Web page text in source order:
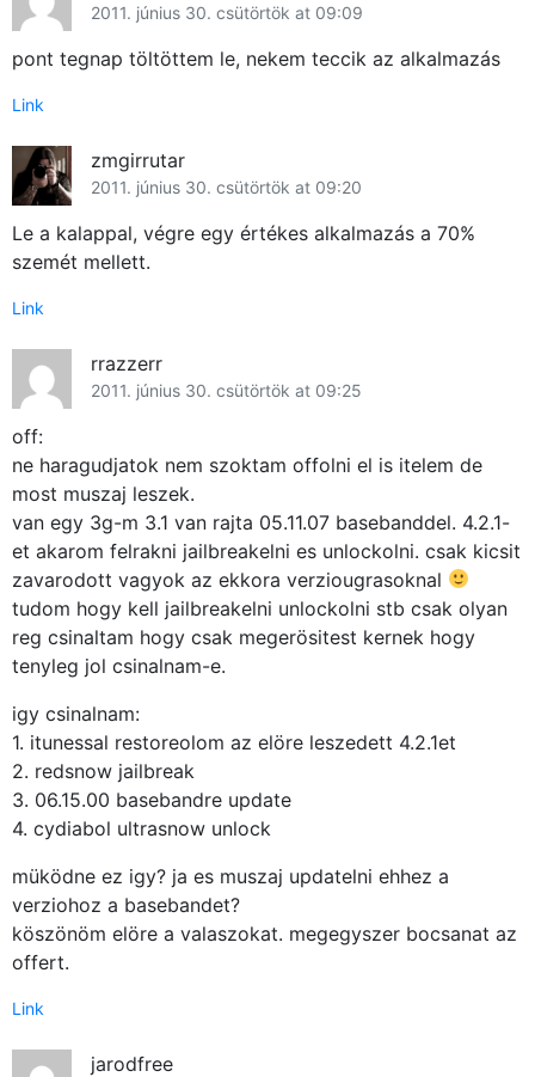
2011. június 30. csütörtök at 09:09
pont tegnap töltöttem le, nekem teccik az alkalmazás
Link
zmgirrutar
2011. június 30. csütörtök at 09:20
Le a kalappal, végre egy értékes alkalmazás a 70%
szemét mellett.
Link
rrazzerr
2011. június 30. csütörtök at 09:25
off:
ne haragudjatok nem szoktam offolni el is itelem de
most muszaj leszek.
van egy 3g-m 3.1 van rajta 05.11.07 basebanddel. 4.2.1-
et akarom felrakni jailbreakelni es unlockolni. csak kicsit
zavarodott vagyok az ekkora verziougrasoknal
tudom hogy kell jailbreakelni unlockolni stb csak olyan
reg csinaltam hogy csak megerösitest kernek hogy
tenyleg jol csinalnam-e.
igy csinalnam:
1. itunessal restoreolom az elöre leszedett 4.2.1et
2. redsnow jailbreak
3. 06.15.00 basebandre update
4. cydiabol ultrasnow unlock
müködne ez igy? ja es muszaj updatelni ehhez a
verziohoz a basebandet?
köszönöm elöre a valaszokat. megegyszer bocsanat az
offert.
Link
jarodfree
Közösség
GYIK
Használt Apple
Apple szerviz